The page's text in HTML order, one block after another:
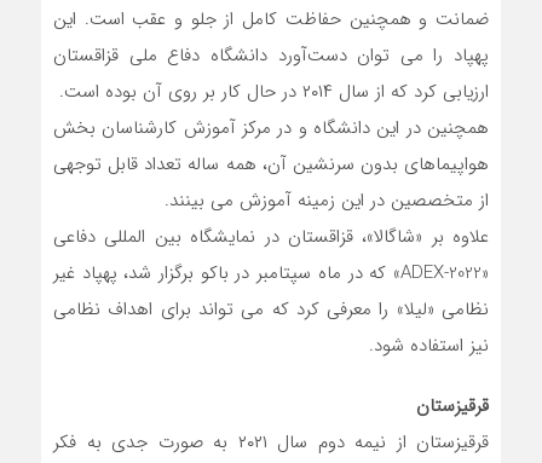
ضمانت و همچنین حفاظت کامل از جلو و عقب است. این
پهپاد را می توان دست‌آورد دانشگاه دفاع ملی قزاقستان
ارزیابی کرد که از سال ۲۰۱۴ در حال کار بر روی آن بوده است.
همچنین در این دانشگاه و در مرکز آموزش کارشناسان بخش
هواپیماهای بدون سرنشین آن، همه ساله تعداد قابل توجهی
از متخصصین در این زمینه آموزش می بینند.
علاوه بر «شاگالا»، قزاقستان در نمایشگاه بین المللی دفاعی
«ADEX-2022» که در ماه سپتامبر در باکو برگزار شد، پهپاد غیر
نظامی «لیلا» را معرفی کرد که می تواند برای اهداف نظامی
نیز استفاده شود.
قرقیزستان
قرقیزستان از نیمه دوم سال ۲۰۲۱ به صورت جدی به فکر